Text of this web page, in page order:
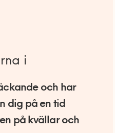
i
och har
dig på en tid
på kvällar och